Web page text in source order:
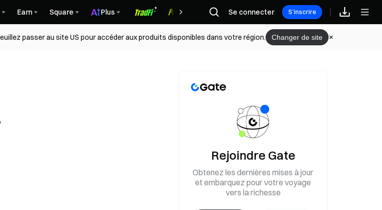
Earn Square Plus Récompenses
Se connecter S’inscrire
passer au site US pour accéder aux produits disponibles dans votre région. Changer de site
Rejoindre Gate
Obtenez les dernières mises à jour
et embarquez pour votre voyage
vers la richesse